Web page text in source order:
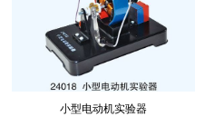
小型电动机实验器